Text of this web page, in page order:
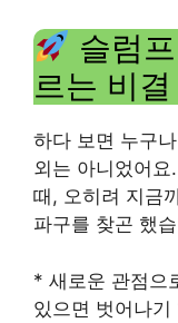
슬럼
르는 비
하다 보면 누구
외는 아니었어요
때, 오히려 지금
파구를 찾곤 했
* 새로운 관점으
있으면 벗어나